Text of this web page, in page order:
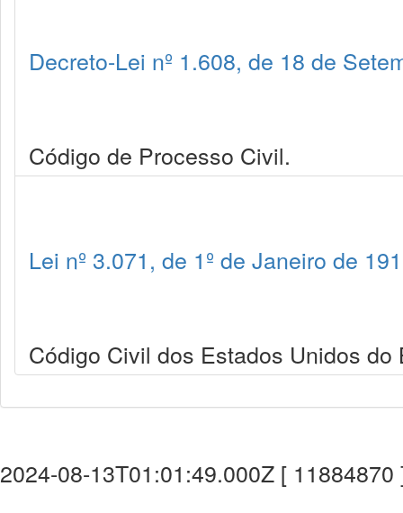
Decreto-Lei nº 1.608, de 18 de
Código de Processo Civil.
Lei nº 3.071, de 1º de Janeiro de
Código Civil dos Estados Unidos do
2024-08-13T01:01:49.000Z [ 11884870